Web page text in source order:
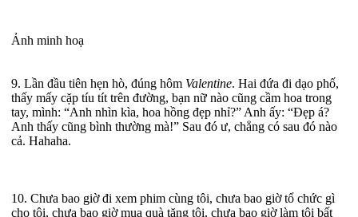
Ảnh minh hoạ
9. Lần đầu tiên hẹn hò, đúng hôm Valentine. Hai đứa đi dạo phố,
thấy mấy cặp tíu tít trên đường, bạn nữ nào cũng cầm hoa trong
tay, mình: “Anh nhìn kìa, hoa hồng đẹp nhỉ?” Anh ấy: “Đẹp á?
Anh thấy cũng bình thường mà!” Sau đó ư, chẳng có sau đó nào
cả. Hahaha.
10. Chưa bao giờ đi xem phim cùng tôi, chưa bao giờ tổ chức gì
cho tôi, chưa bao giờ mua quà tặng tôi, chưa bao giờ làm tôi bất